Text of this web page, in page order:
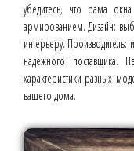
убедитесь, что рама
армированием. Дизайн:
интерьеру. Производитель:
надёжного
характеристики разных
вашего дома.